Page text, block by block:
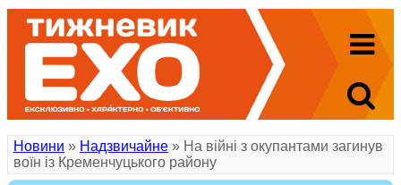
Новини » Надзвичайне » На війні з окупантами загинув
воїн із Кременчуцького району